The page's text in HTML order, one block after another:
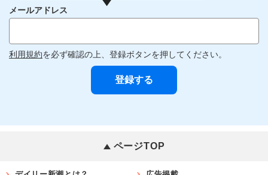
メールアドレス
利用規約を必ず確認の上、登録ボタンを押してください。
ページTOP